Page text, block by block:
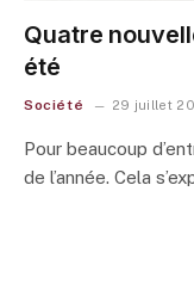
Quatre
été
Société 29 juillet
Pour beaucoup
de l’année. Cela